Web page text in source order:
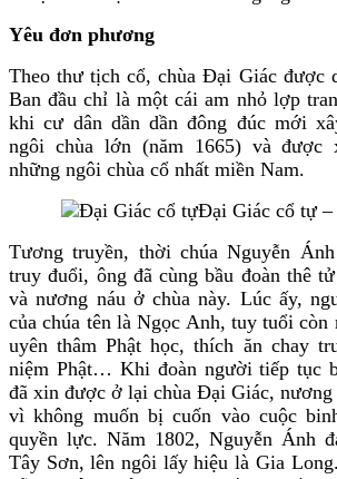
Yêu đơn phương
Theo thư tịch cổ, chùa Đại Giác được
Ban đầu chỉ là một cái am nhỏ lợp
khi cư dân dần dần đông đúc mới
ngôi chùa lớn (năm 1665) và được
những ngôi chùa cổ nhất miền Nam.
Đại Giác cổ tự
Tương truyền, thời chúa Nguyễn
truy đuổi, ông đã cùng bầu đoàn thê
và nương náu ở chùa này. Lúc ấy,
của chúa tên là Ngọc Anh, tuy tuổi còn
uyên thâm Phật học, thích ăn chay
niệm Phật… Khi đoàn người tiếp tục
đã xin được ở lại chùa Đại Giác, nương
vì không muốn bị cuốn vào cuộc
quyền lực. Năm 1802, Nguyễn Ánh
Tây Sơn, lên ngôi lấy hiệu là Gia